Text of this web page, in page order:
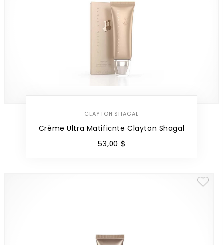
CLAYTON SHAGAL
Crème Ultra Matifiante Clayton Shagal
53,00 $